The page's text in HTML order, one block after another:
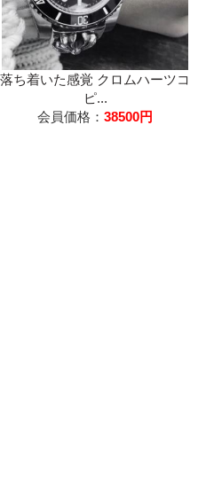
落ち着いた感覚 クロムハーツコ
ピ...
会員価格： 38500円